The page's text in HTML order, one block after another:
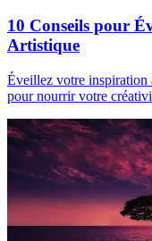
10 Conseils pour
Artistique
Éveillez votre inspiration
pour nourrir votre